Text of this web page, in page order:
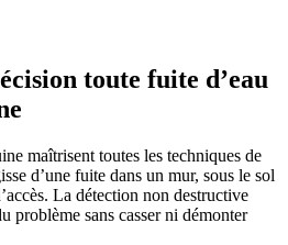
toute fuite d’eau
maîtrisent toutes les techniques de
d’une fuite dans un mur, sous le sol
La détection non destructive
problème sans casser ni démonter